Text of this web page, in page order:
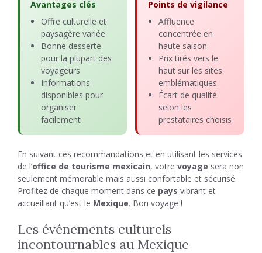
Avantages clés
Offre culturelle et
paysagère variée
Bonne desserte
pour la plupart des
voyageurs
Informations
disponibles pour
organiser
facilement
Points de vigilance
Affluence
concentrée en
haute saison
Prix tirés vers le
haut sur les sites
emblématiques
Écart de qualité
selon les
prestataires choisis
En suivant ces recommandations et en utilisant les services
de l’office de tourisme mexicain, votre voyage sera non
seulement mémorable mais aussi confortable et sécurisé.
Profitez de chaque moment dans ce pays vibrant et
accueillant qu’est le Mexique. Bon voyage !
Les événements culturels
incontournables au Mexique